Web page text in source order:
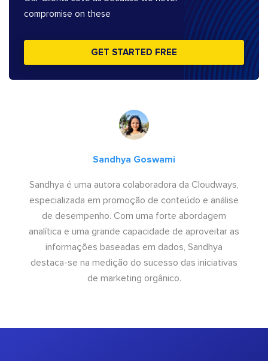
compromise on these
GET STARTED FREE
Sandhya Goswami
Sandhya é uma autora colaboradora da Cloudways,
especializada em promoção de conteúdo e análise
de desempenho. Com uma forte abordagem
analítica e uma grande capacidade de aproveitar as
informações baseadas em dados, Sandhya
destaca-se na medição do sucesso das iniciativas
de marketing orgânico.